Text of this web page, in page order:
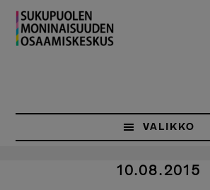
Hyppää
pääsisältöön
VALIKKO
10.08.2015